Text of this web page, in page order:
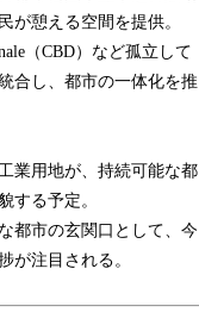
が憩える空間を提供。
（CBD）など孤立して
合し、都市の一体化を推
業用地が、持続可能な都
する予定。
都市の玄関口として、今
が注目される。